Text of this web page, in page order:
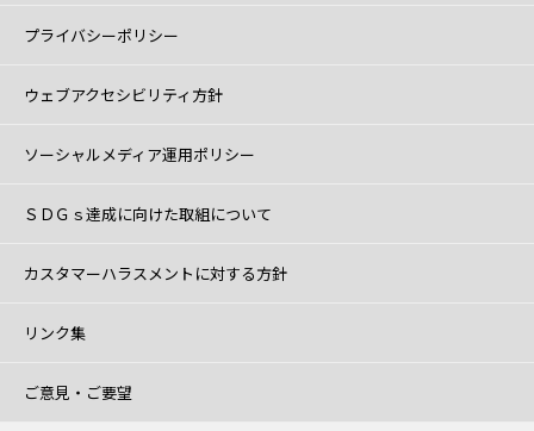
プライバシーポリシー
ウェブアクセシビリティ方針
ソーシャルメディア運用ポリシー
ＳＤＧｓ達成に向けた取組について
カスタマーハラスメントに対する方針
リンク集
ご意見・ご要望